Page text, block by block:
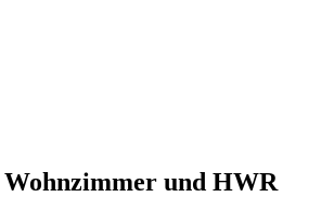
und HWR